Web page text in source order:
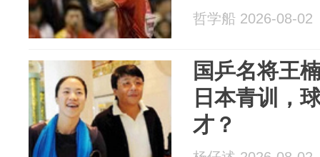
哲学船 2026-08-02
国乒名将王
日本青训，
才？